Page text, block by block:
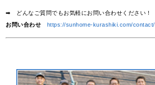
➡ どんなご質問でもお気軽にお問い合わせください！
お問い合わせ
https://sunhome-kurashiki.com/contact/